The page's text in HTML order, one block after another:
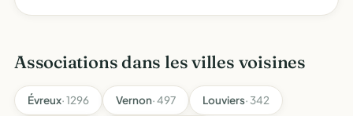
Associations dans les villes voisines
Évreux· 1296 Vernon· 497 Louviers· 342